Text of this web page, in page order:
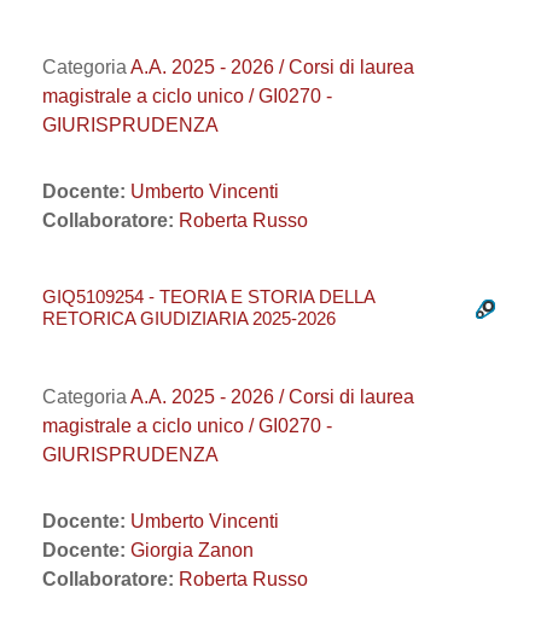
Categoria A.A. 2025 - 2026 / Corsi di laurea
magistrale a ciclo unico / GI0270 -
GIURISPRUDENZA
Docente: Umberto Vincenti
Collaboratore: Roberta Russo
GIQ5109254 - TEORIA E STORIA DELLA
RETORICA GIUDIZIARIA 2025-2026
Categoria A.A. 2025 - 2026 / Corsi di laurea
magistrale a ciclo unico / GI0270 -
GIURISPRUDENZA
Docente: Umberto Vincenti
Docente: Giorgia Zanon
Collaboratore: Roberta Russo